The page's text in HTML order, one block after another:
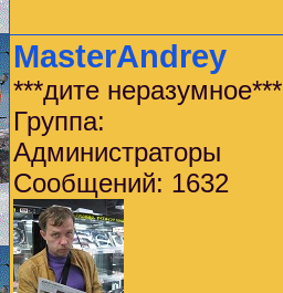
MasterAndrey
***дите неразумное***
Группа:
Администраторы
Сообщений: 1632